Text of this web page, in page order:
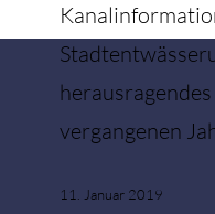
vergangenen
11. Januar 2019